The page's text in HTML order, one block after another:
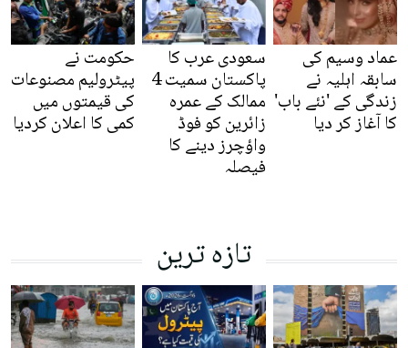
عماد وسیم کی
سابقہ اہلیہ نے
زندگی کے 'نئے باب'
کا آغاز کر دیا
سعودی عرب کا
پاکستان سمیت 4
ممالک کے عمرہ
زائرین کو فوڈ
واؤچرز دینے کا
فیصلہ
حکومت نے
پیٹرولیم مصنوعات
کی قیمتوں میں
کمی کا اعلان کردیا
تازہ ترین